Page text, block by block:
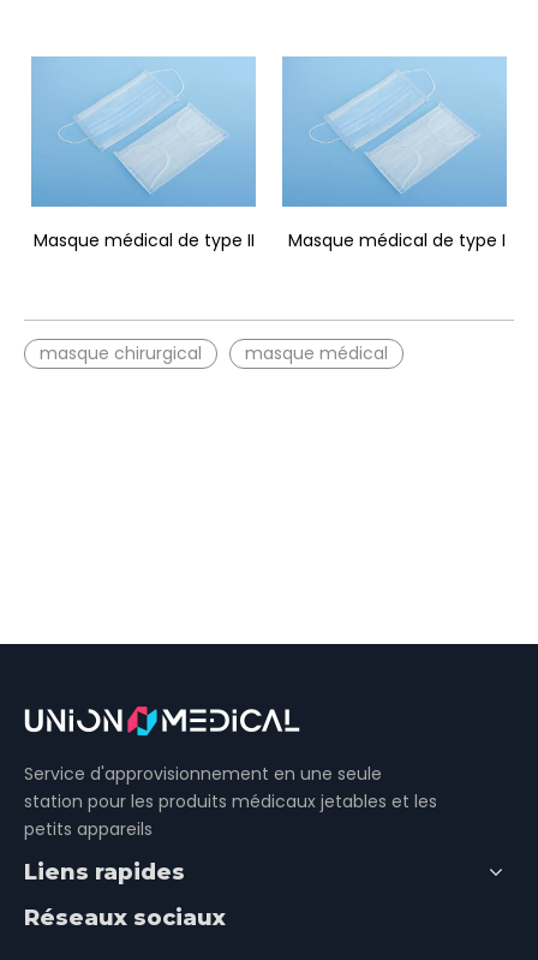
Masque médical de type II Masque médical de type I
masque chirurgical masque médical
Service d'approvisionnement en une seule
station pour les produits médicaux jetables et les
petits appareils
Liens rapides
Réseaux sociaux